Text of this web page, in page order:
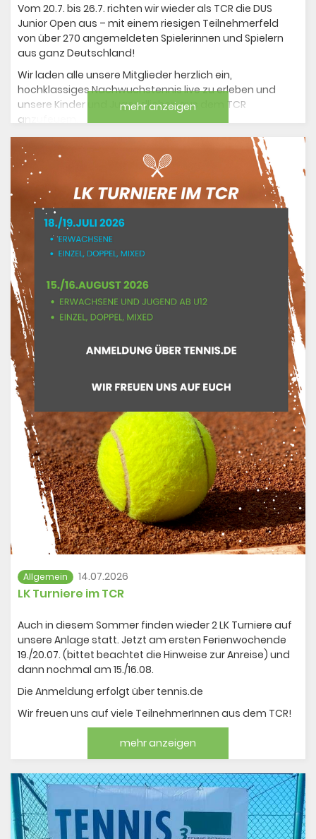
Vom 20.7. bis 26.7. richten wir wieder als TCR die DUS
Junior Open aus – mit einem riesigen Teilnehmerfeld
von über 270 angemeldeten Spielerinnen und Spielern
aus ganz Deutschland!
Wir laden alle unsere Mitglieder herzlich ein,
hochklassiges Nachwuchstennis live zu erleben und
unsere Kinder und Jugendlichen aus dem TCR
anzufeuern.
Besonderes Highlight:am 23.7.ist Mitgliedertag!
Gegen Nachmittag gibt's die ersten Bratwürste, dazu
Bier vom Fass - for free, solange der Vorrat reicht. Den
Abend lassen wir dann gemeinsam mit DJ-Klängen
ausklingen.
Wir freuen uns auf euch!
mehr anzeigen
Allgemein 14.07.2026
LK Turniere im TCR
Auch in diesem Sommer finden wieder 2 LK Turniere auf
unsere Anlage statt. Jetzt am ersten Ferienwochende
19./20.07. (bittet beachtet die Hinweise zur Anreise) und
dann nochmal am 15./16.08.
Die Anmeldung erfolgt über tennis.de
Wir freuen uns auf viele TeilnehmerInnen aus dem TCR!
mehr anzeigen